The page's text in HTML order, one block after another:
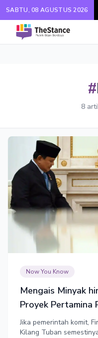
SABTU, 08 AGUSTUS 2026
#
8
Now You Know
Mengais Minyak
Proyek Pertamina
Jika pemerintah komit,
Kilang Tuban